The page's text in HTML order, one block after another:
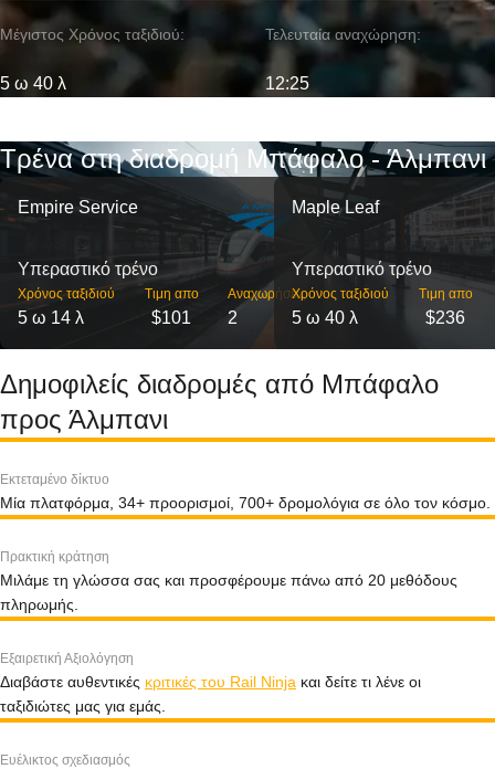
Μέγιστος Χρόνος ταξιδιού:
5 ω 40 λ
Τελευταία αναχώρηση:
12:25
Τρένα στη διαδρομή Μπάφαλο - Άλμπανι
Empire Service
Υπεραστικό τρένο
Χρόνος ταξιδιού
5 ω 14 λ
Τιμη απο
$101
Αναχωρήσεις
2
Maple Leaf
Υπεραστικό τρένο
Χρόνος ταξιδιού
5 ω 40 λ
Τιμη απο
$236
Δημοφιλείς διαδρομές από Μπάφαλο
προς Άλμπανι
Εκτεταμένο δίκτυο
Μία πλατφόρμα, 34+ προορισμοί, 700+ δρομολόγια σε όλο τον κόσμο.
Πρακτική κράτηση
Μιλάμε τη γλώσσα σας και προσφέρουμε πάνω από 20 μεθόδους
πληρωμής.
Εξαιρετική Αξιολόγηση
Διαβάστε αυθεντικές κριτικές του Rail Ninja και δείτε τι λένε οι
ταξιδιώτες μας για εμάς.
Ευέλικτος σχεδιασμός